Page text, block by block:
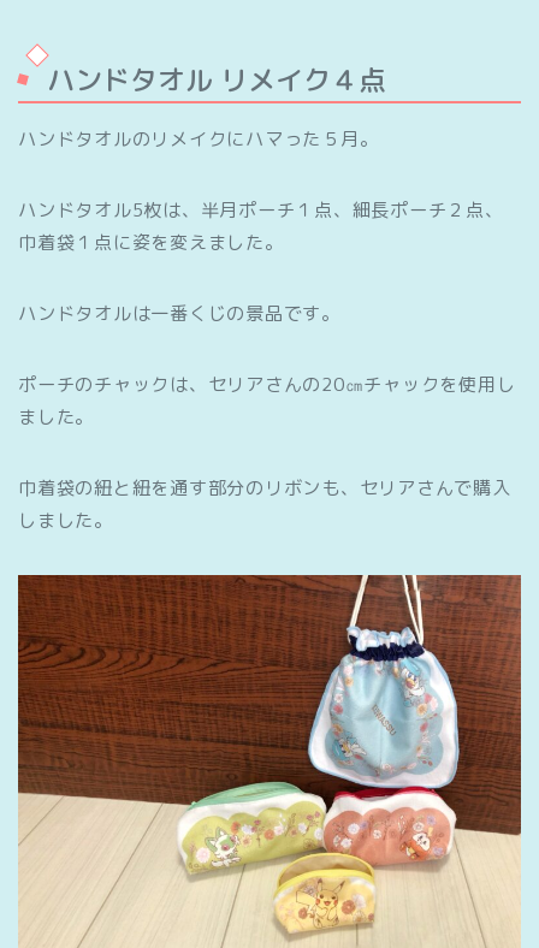
ハンドタオル リメイク４点
ハンドタオルのリメイクにハマった５月。
ハンドタオル5枚は、半月ポーチ１点、細長ポーチ２点、
巾着袋１点に姿を変えました。
ハンドタオルは一番くじの景品です。
ポーチのチャックは、セリアさんの20㎝チャックを使用し
ました。
巾着袋の紐と紐を通す部分のリボンも、セリアさんで購入
しました。